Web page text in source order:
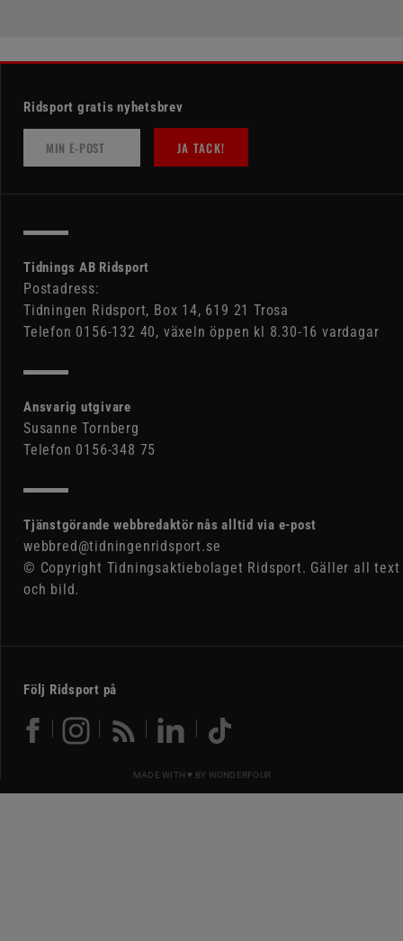
Ridsport gratis nyhetsbrev
JA TACK!
Tidnings AB Ridsport
Postadress:
Tidningen Ridsport, Box 14, 619 21 Trosa
Telefon 0156-132 40, växeln öppen kl 8.30-16 vardagar
Ansvarig utgivare
Susanne Tornberg
Telefon 0156-348 75
Tjänstgörande webbredaktör nås alltid via e-post
webbred@tidningenridsport.se
© Copyright Tidningsaktiebolaget Ridsport. Gäller all text
och bild.
Följ Ridsport på
MADE WITH ♥ BY WONDERFOUR